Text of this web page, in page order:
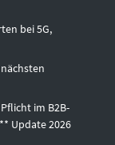
bei 5G,
im B2B-
Update 2026